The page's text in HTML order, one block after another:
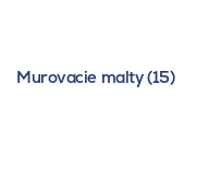
Murovacie malty (15)